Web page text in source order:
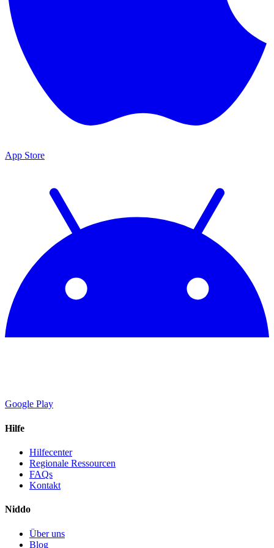
App Store
Google Play
Hilfe
Hilfecenter
Regionale Ressourcen
FAQs
Kontakt
Niddo
Über uns
Blog